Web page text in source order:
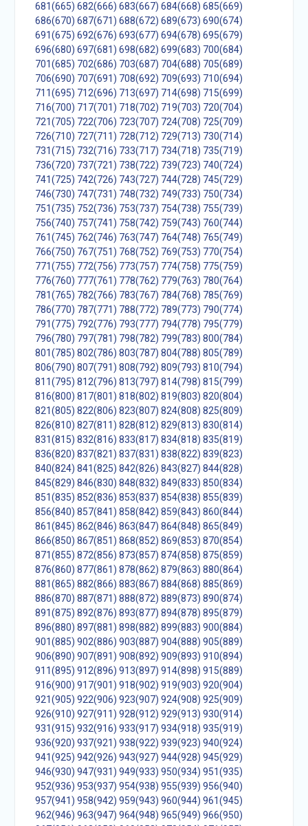
681(665) 682(666) 683(667) 684(668) 685(669)
686(670) 687(671) 688(672) 689(673) 690(674)
691(675) 692(676) 693(677) 694(678) 695(679)
696(680) 697(681) 698(682) 699(683) 700(684)
701(685) 702(686) 703(687) 704(688) 705(689)
706(690) 707(691) 708(692) 709(693) 710(694)
711(695) 712(696) 713(697) 714(698) 715(699)
716(700) 717(701) 718(702) 719(703) 720(704)
721(705) 722(706) 723(707) 724(708) 725(709)
726(710) 727(711) 728(712) 729(713) 730(714)
731(715) 732(716) 733(717) 734(718) 735(719)
736(720) 737(721) 738(722) 739(723) 740(724)
741(725) 742(726) 743(727) 744(728) 745(729)
746(730) 747(731) 748(732) 749(733) 750(734)
751(735) 752(736) 753(737) 754(738) 755(739)
756(740) 757(741) 758(742) 759(743) 760(744)
761(745) 762(746) 763(747) 764(748) 765(749)
766(750) 767(751) 768(752) 769(753) 770(754)
771(755) 772(756) 773(757) 774(758) 775(759)
776(760) 777(761) 778(762) 779(763) 780(764)
781(765) 782(766) 783(767) 784(768) 785(769)
786(770) 787(771) 788(772) 789(773) 790(774)
791(775) 792(776) 793(777) 794(778) 795(779)
796(780) 797(781) 798(782) 799(783) 800(784)
801(785) 802(786) 803(787) 804(788) 805(789)
806(790) 807(791) 808(792) 809(793) 810(794)
811(795) 812(796) 813(797) 814(798) 815(799)
816(800) 817(801) 818(802) 819(803) 820(804)
821(805) 822(806) 823(807) 824(808) 825(809)
826(810) 827(811) 828(812) 829(813) 830(814)
831(815) 832(816) 833(817) 834(818) 835(819)
836(820) 837(821) 837(831) 838(822) 839(823)
840(824) 841(825) 842(826) 843(827) 844(828)
845(829) 846(830) 848(832) 849(833) 850(834)
851(835) 852(836) 853(837) 854(838) 855(839)
856(840) 857(841) 858(842) 859(843) 860(844)
861(845) 862(846) 863(847) 864(848) 865(849)
866(850) 867(851) 868(852) 869(853) 870(854)
871(855) 872(856) 873(857) 874(858) 875(859)
876(860) 877(861) 878(862) 879(863) 880(864)
881(865) 882(866) 883(867) 884(868) 885(869)
886(870) 887(871) 888(872) 889(873) 890(874)
891(875) 892(876) 893(877) 894(878) 895(879)
896(880) 897(881) 898(882) 899(883) 900(884)
901(885) 902(886) 903(887) 904(888) 905(889)
906(890) 907(891) 908(892) 909(893) 910(894)
911(895) 912(896) 913(897) 914(898) 915(889)
916(900) 917(901) 918(902) 919(903) 920(904)
921(905) 922(906) 923(907) 924(908) 925(909)
926(910) 927(911) 928(912) 929(913) 930(914)
931(915) 932(916) 933(917) 934(918) 935(919)
936(920) 937(921) 938(922) 939(923) 940(924)
941(925) 942(926) 943(927) 944(928) 945(929)
946(930) 947(931) 949(933) 950(934) 951(935)
952(936) 953(937) 954(938) 955(939) 956(940)
957(941) 958(942) 959(943) 960(944) 961(945)
962(946) 963(947) 964(948) 965(949) 966(950)